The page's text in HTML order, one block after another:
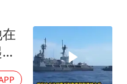
两名乘客在飞机上因调节座椅起冲突
发布大风黄色预警
开新局